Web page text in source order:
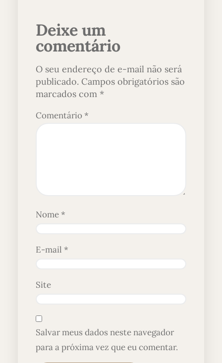
Deixe um
comentário
O seu endereço de e-mail não será
publicado. Campos obrigatórios são
marcados com *
Comentário*
Nome*
E-mail *
Site
Salvar meus dados neste navegador
para a próxima vez que eu comentar.